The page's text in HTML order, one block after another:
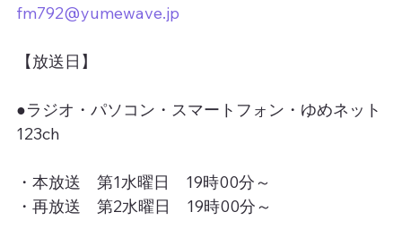
fm792@yumewave.jp
【放送日】
●ラジオ・パソコン・スマートフォン・ゆめネット
123ch
・本放送　第1水曜日　19時00分～
・再放送　第2水曜日　19時00分～